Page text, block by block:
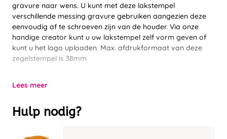
gravure naar wens. U kunt met deze lakstempel
verschillende messing gravure gebruiken aangezien deze
eenvoudig af te schroeven zijn van de houder. Via onze
handige creator kunt u uw lakstempel zelf vorm geven of
kunt u het logo uploaden. Max. afdrukformaat van deze
zegelstempel is 38mm
Lees meer
Hulp nodig?